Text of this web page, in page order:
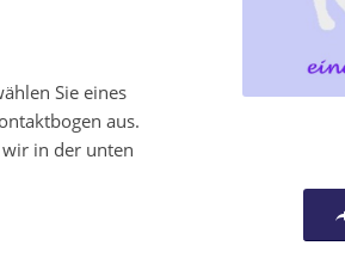
Sie eines
aus.
in der unten